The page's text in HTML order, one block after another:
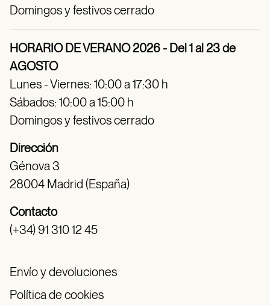
Domingos y festivos cerrado
HORARIO DE VERANO 2026 - Del 1 al 23 de
AGOSTO
Lunes - Viernes: 10:00 a 17:30 h
Sábados: 10:00 a 15:00 h
Domingos y festivos cerrado
Dirección
Génova 3
28004 Madrid (España)
Contacto
(+34) 91 310 12 45
Envío y devoluciones
Política de cookies